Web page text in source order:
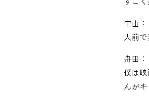
中山：
人前
舟田：
僕は
んが